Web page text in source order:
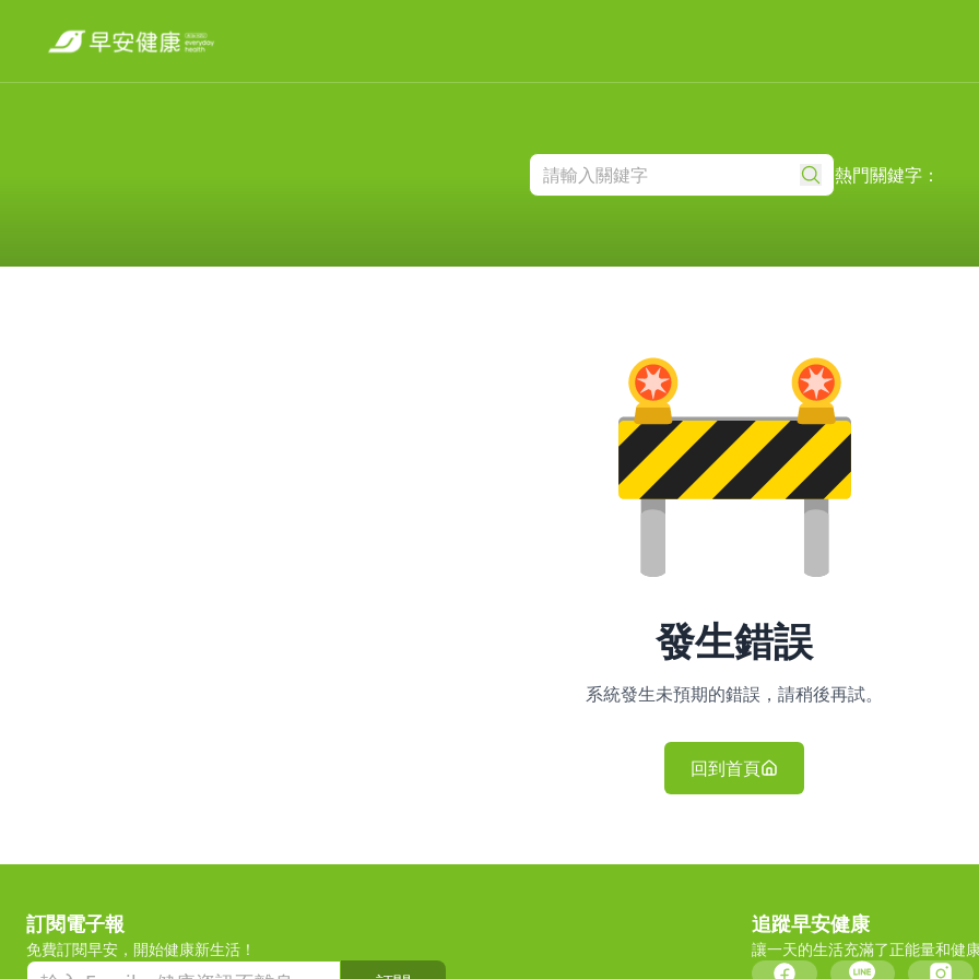
熱門關鍵字：
發生錯誤
系統發生未預期的錯誤，請稍後再試。
回到首頁
訂閱電子報
免費訂閱早安，開始健康新生活！
追蹤早安健康
讓一天的生活充滿了正能量和健